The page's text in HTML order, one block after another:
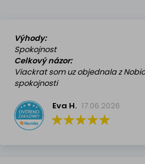
Výhody:
Spokojnost
Celkový názor:
Viackrat som uz objednala z
spokojnosti
Eva H. 17.06.2026